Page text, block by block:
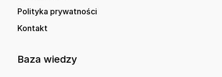
Polityka prywatności
Kontakt
Baza wiedzy